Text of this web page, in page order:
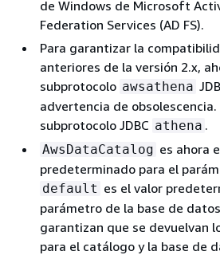
de Windows de Microsoft
Federation Services (AD FS).
Para garantizar la
anteriores de la versión 2.x,
subprotocolo awsathena
advertencia de
subprotocolo JDBC athena .
AwsDataCatalog es ahora
predeterminado para el
default es el valor
parámetro de la base de
garantizan que se devuelvan
para el catálogo y la base de